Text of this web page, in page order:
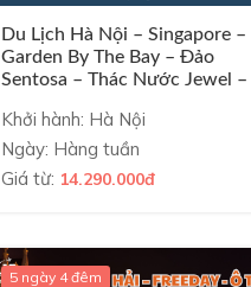
Du Lịch Hà Nội – Singapore –
Garden By The Bay – Đảo
Sentosa – Thác Nước Jewel –
Khởi hành: Hà Nội
Ngày: Hàng tuần
Giá từ: 14.290.000đ
5 ngày 4 đêm